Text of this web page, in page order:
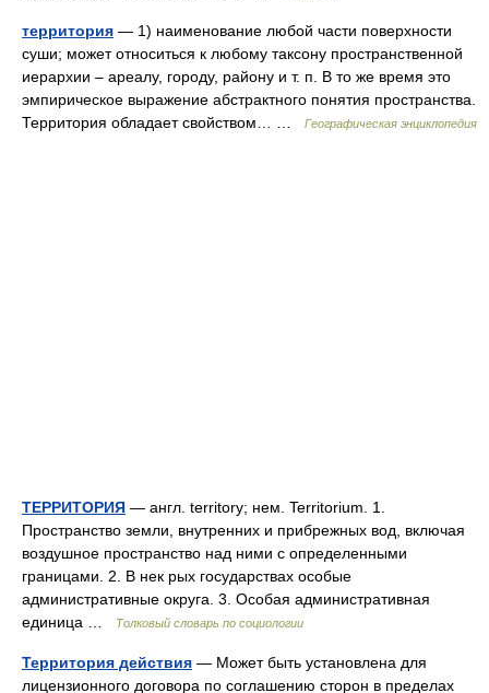
территория — 1) наименование любой части поверхности
суши; может относиться к любому таксону пространственной
иерархии – ареалу, городу, району и т. п. В то же время это
эмпирическое выражение абстрактного понятия пространства.
Территория обладает свойством… …
Географическая энциклопедия
ТЕРРИТОРИЯ — англ. territory; нем. Territorium. 1.
Пространство земли, внутренних и прибрежных вод, включая
воздушное пространство над ними с определенными
границами. 2. В нек рых государствах особые
административные округа. 3. Особая административная
единица …
Толковый словарь по социологии
Территория действия — Может быть установлена для
лицензионного договора по соглашению сторон в пределах